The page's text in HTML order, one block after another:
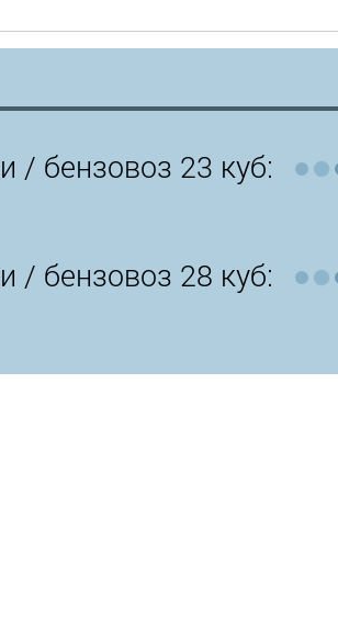
/ бензовоз 23 куб:
/ бензовоз 28 куб: